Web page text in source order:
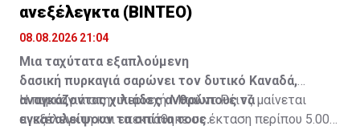
ανεξέλεγκτα (ΒΙΝΤΕΟ)
08.08.2026 21:04
Μια ταχύτατα εξαπλούμενη
δασική πυρκαγιά σαρώνει τον δυτικό Καναδά,
αναγκάζοντας χιλιάδες ανθρώπους να
εγκαταλείψουν τα σπίτια τους.
Η πυρκαγιά στην περιοχή Μπαλντ Ρέιτζ μαίνεται
ανεξέλεγκτη και επεκτάθηκε σε έκταση περίπου 5.000